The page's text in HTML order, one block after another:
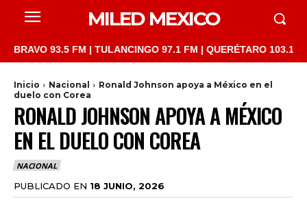
MILED MEXICO
93.5 FM | TULANCINGO 97.1 FM | QUERÉTARO 103.1
Inicio Nacional
Ronald Johnson apoya a México en el
duelo con Corea
RONALD JOHNSON APOYA A MÉXICO
EN EL DUELO CON COREA
NACIONAL
PUBLICADO EN 18 JUNIO, 2026